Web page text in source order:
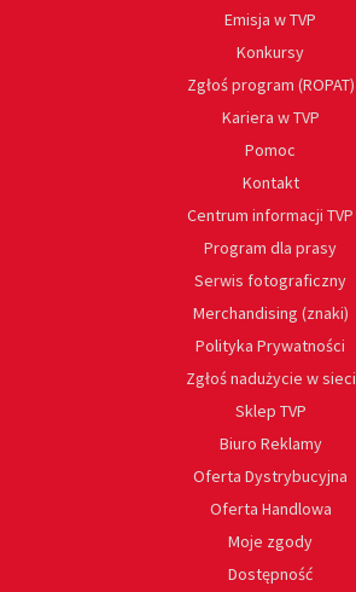
Emisja w TVP
Konkursy
Zgłoś program (ROPAT)
Kariera w TVP
Pomoc
Kontakt
Centrum informacji TVP
Program dla prasy
Serwis fotograficzny
Merchandising (znaki)
Polityka Prywatności
Zgłoś nadużycie w sieci
Sklep TVP
Biuro Reklamy
Oferta Dystrybucyjna
Oferta Handlowa
Moje zgody
Dostępność